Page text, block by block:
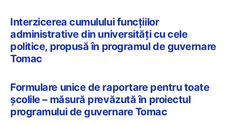
Interzicerea cumulului funcțiilor
administrative din universități cu cele
politice, propusă în programul de guvernare
Tomac
Formulare unice de raportare pentru toate
școlile – măsură prevăzută în proiectul
programului de guvernare Tomac